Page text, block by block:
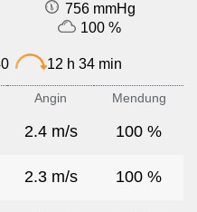
756 mmHg
100 %
12 h 34 min
Angin Mendung
2.4 m/s 100 %
2.3 m/s 100 %